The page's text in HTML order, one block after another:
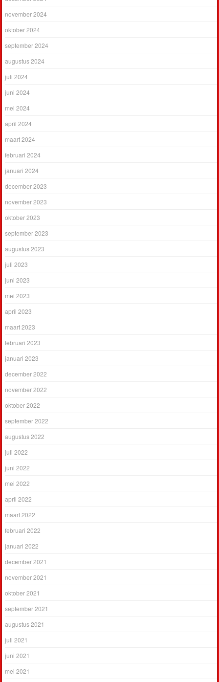
november 2024
oktober 2024
september 2024
augustus 2024
juli 2024
juni 2024
mei 2024
april 2024
maart 2024
februari 2024
januari 2024
december 2023
november 2023
oktober 2023
september 2023
augustus 2023
juli 2023
juni 2023
mei 2023
april 2023
maart 2023
februari 2023
januari 2023
december 2022
november 2022
oktober 2022
september 2022
augustus 2022
juli 2022
juni 2022
mei 2022
april 2022
maart 2022
februari 2022
januari 2022
december 2021
november 2021
oktober 2021
september 2021
augustus 2021
juli 2021
juni 2021
mei 2021